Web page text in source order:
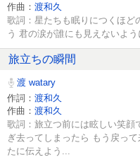
作曲： 渡和久
歌詞：星たちも眠りにつくほど
う 君の涙が誰にも見えないよう
旅立ちの瞬間
渡 watary
作詞： 渡和久
作曲： 渡和久
歌詞：旅立つ前には眩しい笑顔
ぎ去ってしまったら もう戻っ
たに伝えよう...